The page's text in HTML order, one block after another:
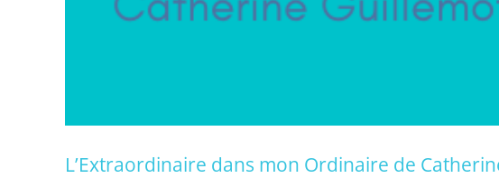
L’Extraordinaire dans mon Ordinaire de